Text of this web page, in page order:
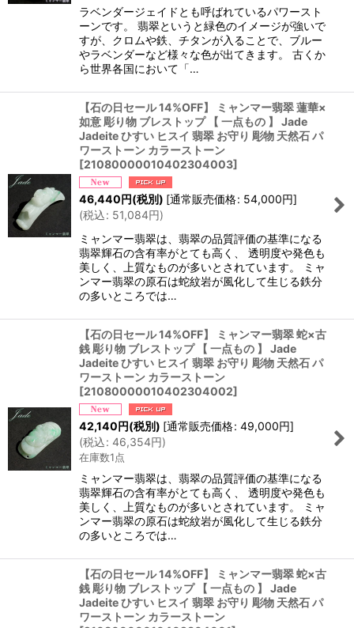
ラベンダージェイドとも呼ばれているパワースト
ーンです。 翡翠というと緑色のイメージが強いで
すが、クロムや鉄、チタンが入ることで、ブルー
やラベンダーなど様々な色が出てきます。 古くか
ら世界各国において「…
【石の日セール 14%OFF】 ミャンマー翡翠 蓮華×
如意 彫り物 ブレストップ 【 一点もの 】 Jade
Jadeite ひすい ヒスイ 翡翠 お守り 彫物 天然石 パ
ワーストーン カラーストーン
[21080000010402304003]
46,440円(税別) [通常販売価格: 54,000円]
(税込: 51,084円)
ミャンマー翡翠は、翡翠の品質評価の基準になる
翡翠輝石の含有率がとても高く、 透明度や発色も
美しく、上質なものが多いとされています。 ミャ
ンマー翡翠の原石は蛇紋岩が風化して生じる鉄分
の多いところでは…
【石の日セール 14%OFF】 ミャンマー翡翠 蛇×古
銭 彫り物 ブレストップ 【 一点もの 】 Jade
Jadeite ひすい ヒスイ 翡翠 お守り 彫物 天然石 パ
ワーストーン カラーストーン
[21080000010402304002]
42,140円(税別) [通常販売価格: 49,000円]
(税込: 46,354円)
在庫数1点
ミャンマー翡翠は、翡翠の品質評価の基準になる
翡翠輝石の含有率がとても高く、 透明度や発色も
美しく、上質なものが多いとされています。 ミャ
ンマー翡翠の原石は蛇紋岩が風化して生じる鉄分
の多いところでは…
【石の日セール 14%OFF】 ミャンマー翡翠 蛇×古
銭 彫り物 ブレストップ 【 一点もの 】 Jade
Jadeite ひすい ヒスイ 翡翠 お守り 彫物 天然石 パ
ワーストーン カラーストーン